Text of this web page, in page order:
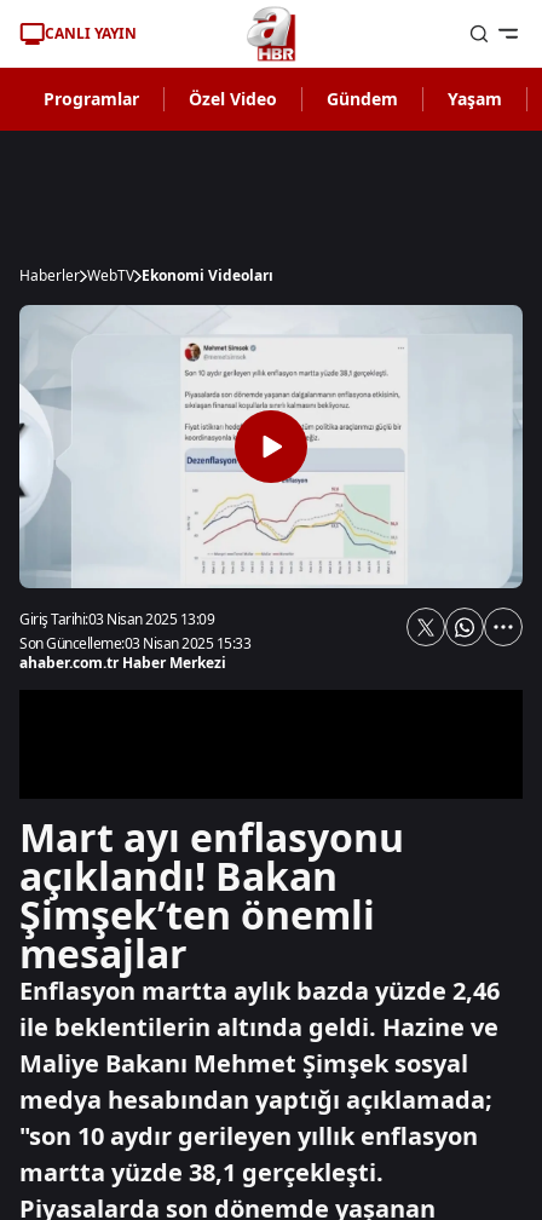
CANLI YAYIN
Programlar Özel Video Gündem Yaşam
Haberler WebTV Ekonomi Videoları
Giriş Tarihi:03 Nisan 2025 13:09
Son Güncelleme:03 Nisan 2025 15:33
ahaber.com.tr Haber Merkezi
Mart ayı enflasyonu
açıklandı! Bakan
Şimşek’ten önemli
mesajlar
Enflasyon martta aylık bazda yüzde 2,46
ile beklentilerin altında geldi. Hazine ve
Maliye Bakanı Mehmet Şimşek sosyal
medya hesabından yaptığı açıklamada;
"son 10 aydır gerileyen yıllık enflasyon
martta yüzde 38,1 gerçekleşti.
Piyasalarda son dönemde yaşanan